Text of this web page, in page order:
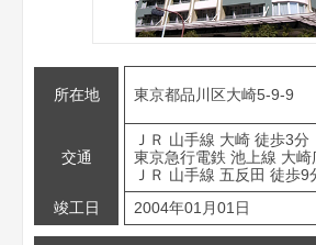
所在地 東京都品川区大崎5-9-9
交通
ＪＲ 山手線 大崎 徒歩3分
東京急行電鉄 池上線 大
ＪＲ 山手線 五反田 徒歩9
竣工日
2004年01月01日